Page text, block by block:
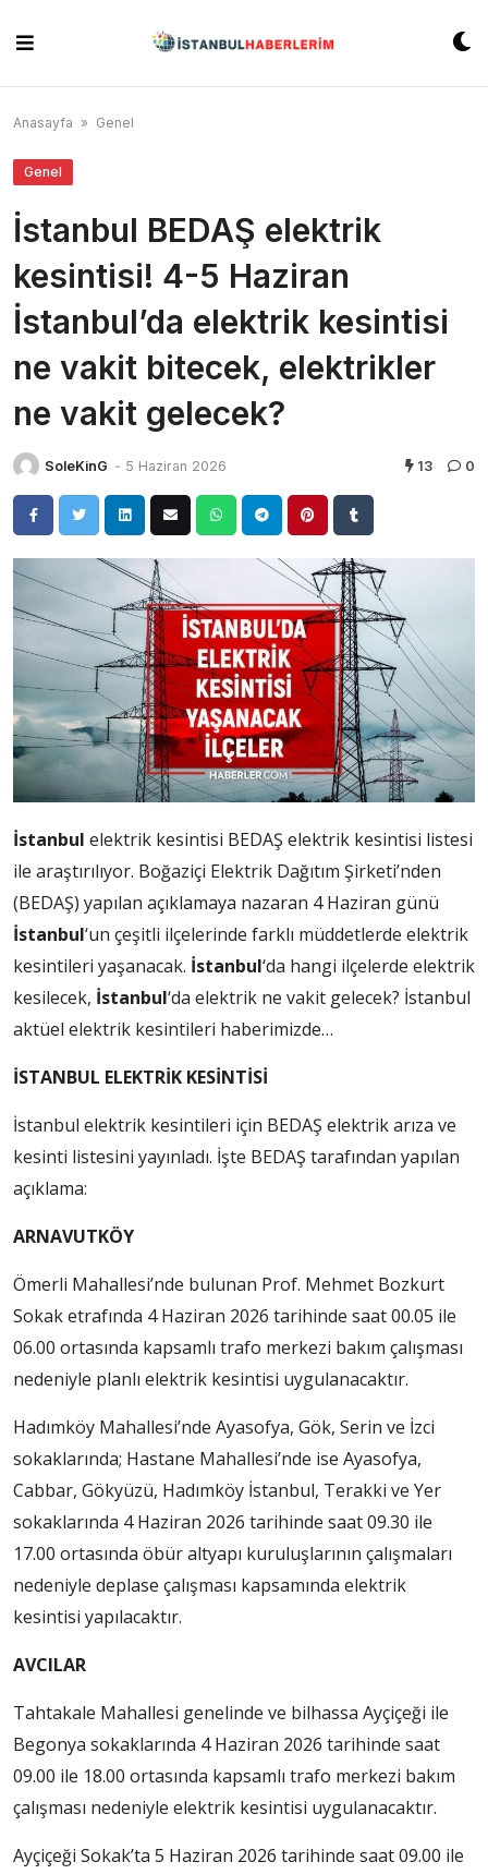
content
Anasayfa » Genel
Genel
İstanbul BEDAŞ elektrik
kesintisi! 4-5 Haziran
İstanbul’da elektrik kesintisi
ne vakit bitecek, elektrikler
ne vakit gelecek?
SoleKinG - 5 Haziran 2026 13 0
İstanbul elektrik kesintisi BEDAŞ elektrik kesintisi listesi
ile araştırılıyor. Boğaziçi Elektrik Dağıtım Şirketi’nden
(BEDAŞ) yapılan açıklamaya nazaran 4 Haziran günü
İstanbul‘un çeşitli ilçelerinde farklı müddetlerde elektrik
kesintileri yaşanacak. İstanbul‘da hangi ilçelerde elektrik
kesilecek, İstanbul‘da elektrik ne vakit gelecek? İstanbul
aktüel elektrik kesintileri haberimizde…
İSTANBUL ELEKTRİK KESİNTİSİ
İstanbul elektrik kesintileri için BEDAŞ elektrik arıza ve
kesinti listesini yayınladı. İşte BEDAŞ tarafından yapılan
açıklama:
ARNAVUTKÖY
Ömerli Mahallesi’nde bulunan Prof. Mehmet Bozkurt
Sokak etrafında 4 Haziran 2026 tarihinde saat 00.05 ile
06.00 ortasında kapsamlı trafo merkezi bakım çalışması
nedeniyle planlı elektrik kesintisi uygulanacaktır.
Hadımköy Mahallesi’nde Ayasofya, Gök, Serin ve İzci
sokaklarında; Hastane Mahallesi’nde ise Ayasofya,
Cabbar, Gökyüzü, Hadımköy İstanbul, Terakki ve Yer
sokaklarında 4 Haziran 2026 tarihinde saat 09.30 ile
17.00 ortasında öbür altyapı kuruluşlarının çalışmaları
nedeniyle deplase çalışması kapsamında elektrik
kesintisi yapılacaktır.
AVCILAR
Tahtakale Mahallesi genelinde ve bilhassa Ayçiçeği ile
Begonya sokaklarında 4 Haziran 2026 tarihinde saat
09.00 ile 18.00 ortasında kapsamlı trafo merkezi bakım
çalışması nedeniyle elektrik kesintisi uygulanacaktır.
Ayçiçeği Sokak’ta 5 Haziran 2026 tarihinde saat 09.00 ile